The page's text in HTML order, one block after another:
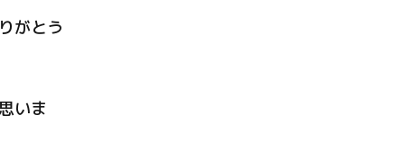
がとう
いま